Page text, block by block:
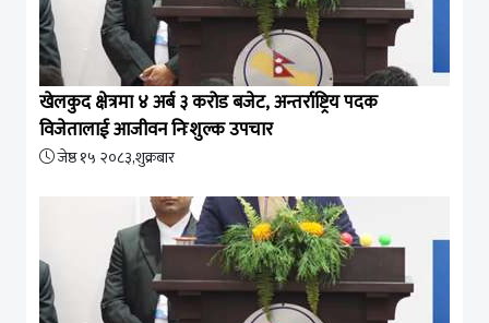
खेलकुद क्षेत्रमा ४ अर्ब ३ करोड बजेट, अन्तर्राष्ट्रिय पदक
विजेतालाई आजीवन निःशुल्क उपचार
जेष्ठ १५ २०८३,शुक्रबार